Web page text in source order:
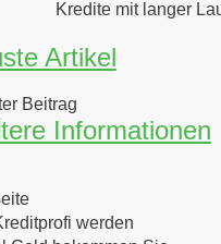
Kredite mit langer
Artikel
Beitrag
Informationen
werden